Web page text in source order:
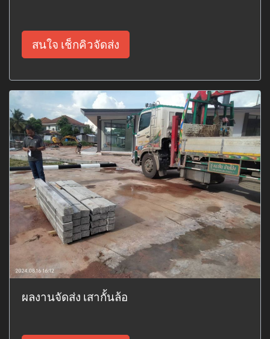
สนใจ เช็กคิวจัดส่ง
ผลงานจัดส่ง เสากั้นล้อ